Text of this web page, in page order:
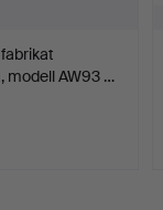
modell AW93 …